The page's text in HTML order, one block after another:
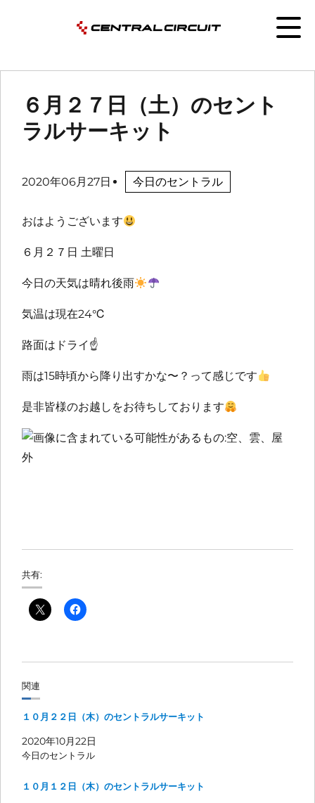
６月２７日（土）のセント
ラルサーキット
2020年06月27日 今日のセントラル
おはようございます
６月２７日 土曜日
今日の天気は晴れ後雨
気温は現在24℃
路面はドライ ☝️
雨は15時頃から降り出すかな〜？って感じです
是非皆様のお越しをお待ちしております
共有:
関連
１０月２２日（木）のセントラルサーキット
2020年10月22日
今日のセントラル
１０月１２日（木）のセントラルサーキット